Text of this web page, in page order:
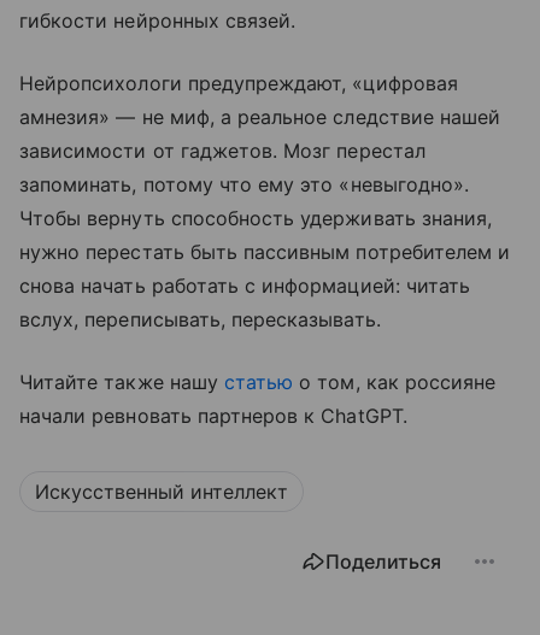
гибкости нейронных связей.
Нейропсихологи предупреждают, «цифровая
амнезия» — не миф, а реальное следствие нашей
зависимости от гаджетов. Мозг перестал
запоминать, потому что ему это «невыгодно».
Чтобы вернуть способность удерживать знания,
нужно перестать быть пассивным потребителем и
снова начать работать с информацией: читать
вслух, переписывать, пересказывать.
Читайте также нашу статью о том, как россияне
начали ревновать партнеров к ChatGPT.
Искусственный интеллект
Поделиться